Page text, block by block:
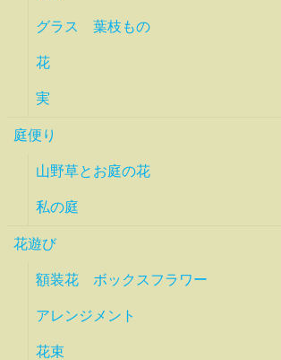
グラス 葉枝もの
花
実
庭便り
山野草とお庭の花
私の庭
花遊び
額装花 ボックスフラワー
アレンジメント
花束